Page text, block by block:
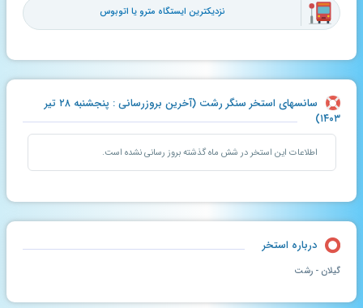
نزدیکترین ایستگاه مترو یا اتوبوس
سانسهای استخر سنگر رشت (آخرین بروزرسانی : پنجشنبه ۲۸ تیر
۱۴۰۳)
اطلاعات این استخر در شش ماه گذشته بروز رسانی نشده است.
درباره استخر
گیلان - رشت